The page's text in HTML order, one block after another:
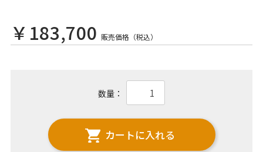
￥183,700 販売価格（税込）
数量：
カートに入れる